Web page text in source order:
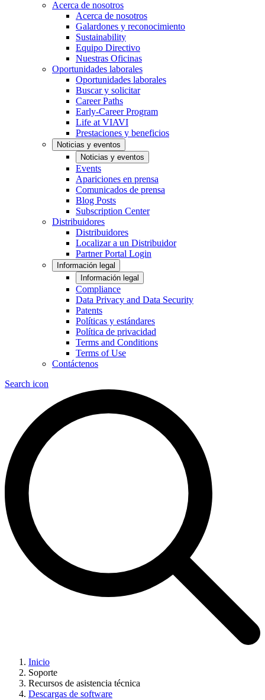
Acerca de nosotros
Acerca de nosotros
Galardones y reconocimiento
Sustainability
Equipo Directivo
Nuestras Oficinas
Oportunidades laborales
Oportunidades laborales
Buscar y solicitar
Career Paths
Early-Career Program
Life at VIAVI
Prestaciones y beneficios
Noticias y eventos
Noticias y eventos
Events
Apariciones en prensa
Comunicados de prensa
Blog Posts
Subscription Center
Distribuidores
Distribuidores
Localizar a un Distribuidor
Partner Portal Login
Información legal
Información legal
Compliance
Data Privacy and Data Security
Patents
Políticas y estándares
Política de privacidad
Terms and Conditions
Terms of Use
Contáctenos
Search icon
Inicio
Soporte
Recursos de asistencia técnica
Descargas de software